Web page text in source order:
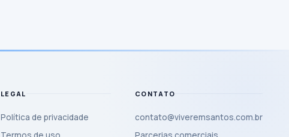
LEGAL
Política de privacidade
CONTATO
contato@viveremsantos.com.br